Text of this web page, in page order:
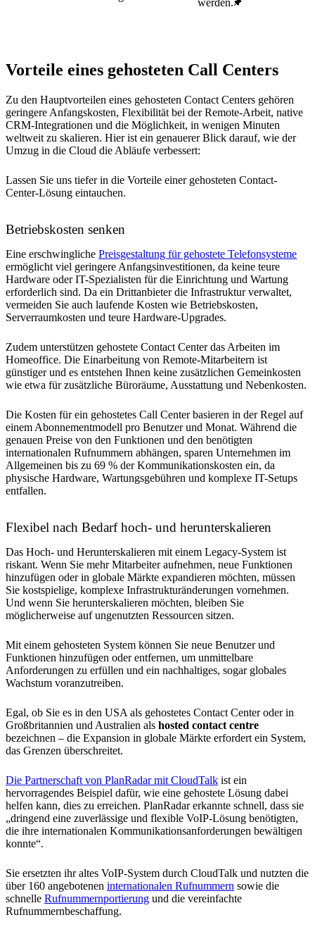
werden.
Vorteile eines gehosteten Call Centers
Zu den Hauptvorteilen eines gehosteten Contact Centers gehören
geringere Anfangskosten, Flexibilität bei der Remote-Arbeit, native
CRM-Integrationen und die Möglichkeit, in wenigen Minuten
weltweit zu skalieren. Hier ist ein genauerer Blick darauf, wie der
Umzug in die Cloud die Abläufe verbessert:
Lassen Sie uns tiefer in die Vorteile einer gehosteten Contact-
Center-Lösung eintauchen.
Betriebskosten senken
Eine erschwingliche Preisgestaltung für gehostete Telefonsysteme
ermöglicht viel geringere Anfangsinvestitionen, da keine teure
Hardware oder IT-Spezialisten für die Einrichtung und Wartung
erforderlich sind. Da ein Drittanbieter die Infrastruktur verwaltet,
vermeiden Sie auch laufende Kosten wie Betriebskosten,
Serverraumkosten und teure Hardware-Upgrades.
Zudem unterstützen gehostete Contact Center das Arbeiten im
Homeoffice. Die Einarbeitung von Remote-Mitarbeitern ist
günstiger und es entstehen Ihnen keine zusätzlichen Gemeinkosten
wie etwa für zusätzliche Büroräume, Ausstattung und Nebenkosten.
Die Kosten für ein gehostetes Call Center basieren in der Regel auf
einem Abonnementmodell pro Benutzer und Monat. Während die
genauen Preise von den Funktionen und den benötigten
internationalen Rufnummern abhängen, sparen Unternehmen im
Allgemeinen bis zu 69 % der Kommunikationskosten ein, da
physische Hardware, Wartungsgebühren und komplexe IT-Setups
entfallen.
Flexibel nach Bedarf hoch- und herunterskalieren
Das Hoch- und Herunterskalieren mit einem Legacy-System ist
riskant. Wenn Sie mehr Mitarbeiter aufnehmen, neue Funktionen
hinzufügen oder in globale Märkte expandieren möchten, müssen
Sie kostspielige, komplexe Infrastrukturänderungen vornehmen.
Und wenn Sie herunterskalieren möchten, bleiben Sie
möglicherweise auf ungenutzten Ressourcen sitzen.
Mit einem gehosteten System können Sie neue Benutzer und
Funktionen hinzufügen oder entfernen, um unmittelbare
Anforderungen zu erfüllen und ein nachhaltiges, sogar globales
Wachstum voranzutreiben.
Egal, ob Sie es in den USA als gehostetes Contact Center oder in
Großbritannien und Australien als hosted contact centre
bezeichnen – die Expansion in globale Märkte erfordert ein System,
das Grenzen überschreitet.
Die Partnerschaft von PlanRadar mit CloudTalk ist ein
hervorragendes Beispiel dafür, wie eine gehostete Lösung dabei
helfen kann, dies zu erreichen. PlanRadar erkannte schnell, dass sie
„dringend eine zuverlässige und flexible VoIP-Lösung benötigten,
die ihre internationalen Kommunikationsanforderungen bewältigen
konnte“.
Sie ersetzten ihr altes VoIP-System durch CloudTalk und nutzten die
über 160 angebotenen internationalen Rufnummern sowie die
schnelle Rufnummernportierung und die vereinfachte
Rufnummernbeschaffung.